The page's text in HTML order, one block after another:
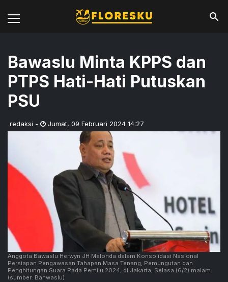
Bawaslu Minta KPPS dan
PTPS Hati-Hati Putuskan
PSU
redaksi - Jumat, 09 Februari 2024 14:27
Anggota Bawaslu Herwyn JH Malonda dalam Konsolidasi Nasional
Persiapan Pengawasan Tahapan Masa Tenang, Pemungutan dan
Penghitungan Suara Pada Pemilu 2024, di Jakarta, Selasa (6/2) malam.
(sumber: Banwaslu)